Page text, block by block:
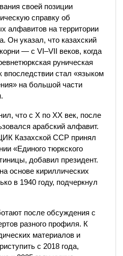
своей позиции
справку об
алфавитов на территории
Он указал, что казахский
— с VI–VII веков, когда
руническая
впоследствии стал «языком
на большой части
что с X по XX век, после
арабский алфавит.
Казахской ССР принял
«Единого тюркского
добавил президент.
основе кириллических
в 1940 году, подчеркнул
после обсуждения с
разного профиля. К
материалов и
с 2018 года,